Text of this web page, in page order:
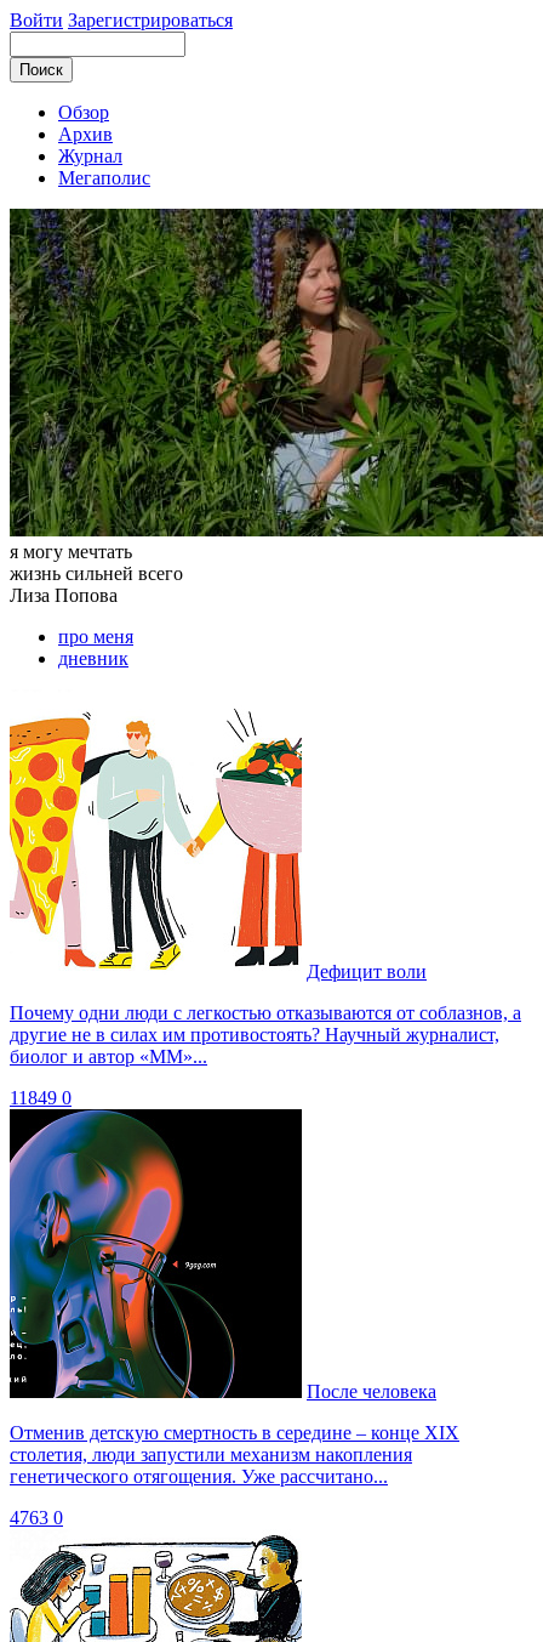
Войти Зарегистрироваться
Обзор
Архив
Журнал
Мегаполис
я могу мечтать
жизнь сильней всего
Лиза Попова
про меня
дневник
Дефицит воли
Почему одни люди с легкостью отказываются от соблазнов, а
другие не в силах им противостоять? Научный журналист,
биолог и автор «ММ»...
11849 0
После человека
Отменив детскую смертность в середине – конце XIX
столетия, люди запустили механизм накопления
генетического отягощения. Уже рассчитано...
4763 0